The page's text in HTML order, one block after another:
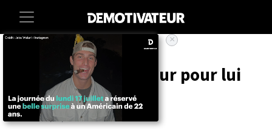
Lifestyle
50 messages d'amour pour lui
ParJérémy Birien
Publié le 07/03/2023 à 20h30
×